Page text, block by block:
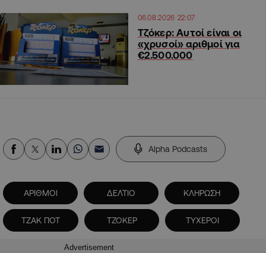
06.08.2026 22:07
Τζόκερ: Αυτοί είναι οι
«χρυσοί» αριθμοί για
€2.500.000
Alpha Podcasts
ΑΡΙΘΜΟΙ ΔΕΛΤΙΟ ΚΛΗΡΩΣΗ
ΤΖΑΚ ΠΟΤ ΤΖΟΚΕΡ ΤΥΧΕΡΟΙ
Advertisement